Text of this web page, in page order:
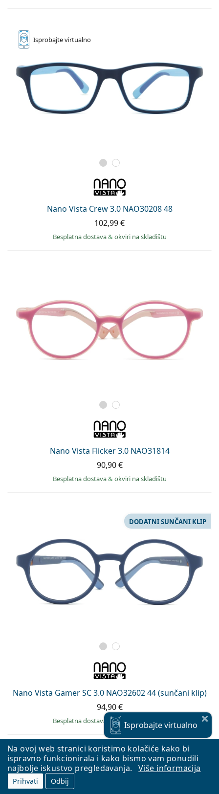
Na ovoj web stranici koristimo kolačiće kako bi
ispravno funkcionirala i kako bismo vam ponudili
najbolje iskustvo pregledavanja.
Više informacija
Prihvati Odbij
Isprobajtevirtualno
Nano Vista Crew 3.0 NAO30208 48
102,99 €
Besplatna dostava& okviri na skladištu
Nano Vista Flicker 3.0 NAO31814
90,90 €
Besplatna dostava& okviri na skladištu
Nano Vista Gamer SC 3.0 NAO32602 44 (sunčani klip)
DODATNI SUNČANI KLIP
94,90 €
Besplatna dostava &okviri na skladištu
DODATNI SUNČANI KLIP
Isprobajtevirtualno